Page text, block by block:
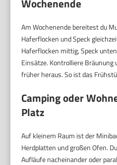
Wochenende
Am Wochenende bereitest du
Haferflocken und Speck
Haferflocken mittig, Speck
Einsätze. Kontrolliere
früher heraus. So ist das
Camping oder
Platz
Auf kleinem Raum ist der
Herdplatten und großen Ofen.
Aufläufe nacheinander oder